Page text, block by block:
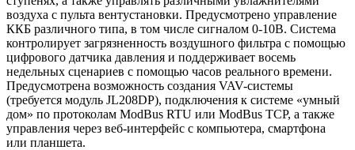
воздуха с пульта вентустановки. Предусмотрено управление
ККБ различного типа, в том числе сигналом 0-10В. Система
контролирует загрязненность воздушного фильтра с помощью
цифрового датчика давления и поддерживает восемь
недельных сценариев с помощью часов реального времени.
Предусмотрена возможность создания VAV-системы
(требуется модуль JL208DP), подключения к системе «умный
дом» по протоколам ModBus RTU или ModBus TCP, а также
управления через веб-интерфейс с компьютера, смартфона
или планшета.